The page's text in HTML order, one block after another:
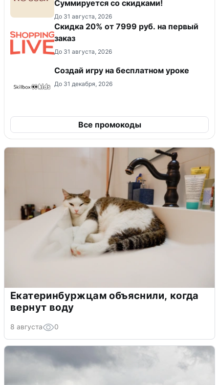
Суммируется со скидками!
До 31 августа, 2026
Скидка 20% от 7999 руб. на первый
заказ
До 31 августа, 2026
Создай игру на бесплатном уроке
До 31 декабря, 2026
Все промокоды
Екатеринбуржцам объяснили, когда
вернут воду
8 августа 0